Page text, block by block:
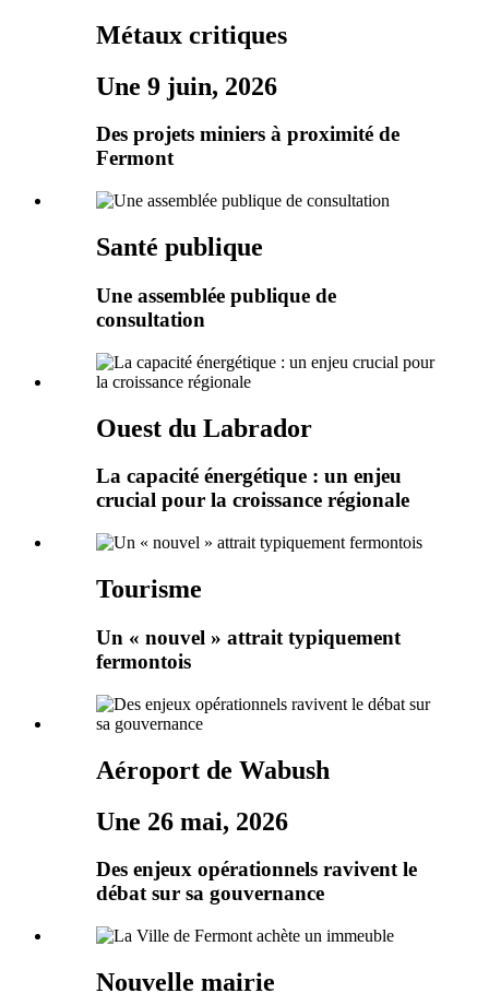
Métaux critiques
Une 9 juin, 2026
Des projets miniers à proximité de
Fermont
Santé publique
Une assemblée publique de
consultation
Ouest du Labrador
La capacité énergétique : un enjeu
crucial pour la croissance régionale
Tourisme
Un « nouvel » attrait typiquement
fermontois
Aéroport de Wabush
Une 26 mai, 2026
Des enjeux opérationnels ravivent le
débat sur sa gouvernance
Nouvelle mairie